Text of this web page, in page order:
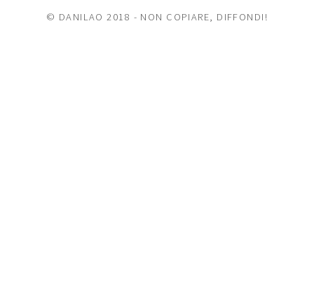
© DANILAO 2018 - NON COPIARE, DIFFONDI!